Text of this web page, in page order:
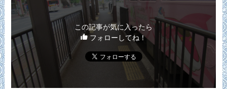
この記事が気に入ったら
フォローしてね！